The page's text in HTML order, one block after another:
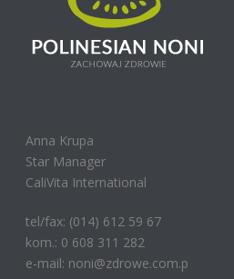
Anna Krupa
Star Manager
CaliVita International
tel/fax: (014) 612 59 67
kom.: 0 608 311 282
e-mail: noni@zdrowe.com.p